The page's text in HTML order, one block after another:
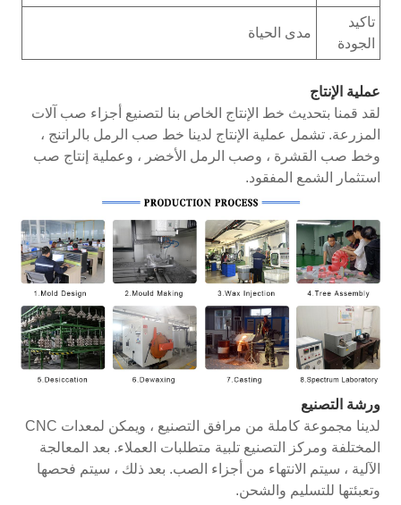
تاكيد
الجودة
مدى الحياة
عملية الإنتاج
لقد قمنا بتحديث خط الإنتاج الخاص بنا لتصنيع أجزاء صب آلات
المزرعة. تشمل عملية الإنتاج لدينا خط صب الرمل بالراتنج ،
وخط صب القشرة ، وصب الرمل الأخضر ، وعملية إنتاج صب
استثمار الشمع المفقود.
ورشة التصنيع
لدينا مجموعة كاملة من مرافق التصنيع ، ويمكن لمعدات CNC
المختلفة ومركز التصنيع تلبية متطلبات العملاء. بعد المعالجة
الآلية ، سيتم الانتهاء من أجزاء الصب. بعد ذلك ، سيتم فحصها
وتعبئتها للتسليم والشحن.